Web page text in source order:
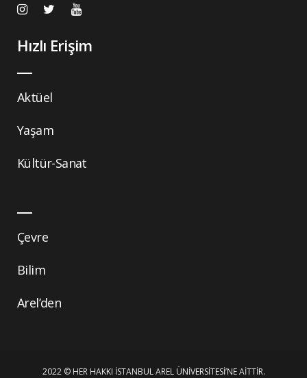
Hızlı Erişim
Aktüel
Yaşam
Kültür-Sanat
Çevre
Bilim
Arel’den
2022 © HER HAKKI İSTANBUL AREL ÜNIVERSITESI’NE AITTIR.